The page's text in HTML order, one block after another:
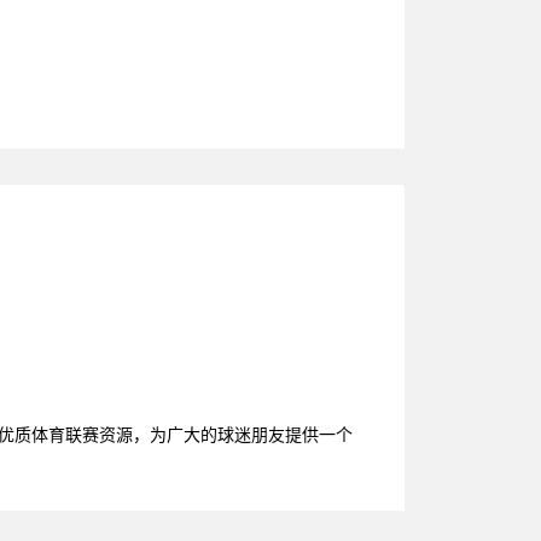
质体育联赛资源，为广大的球迷朋友提供一个